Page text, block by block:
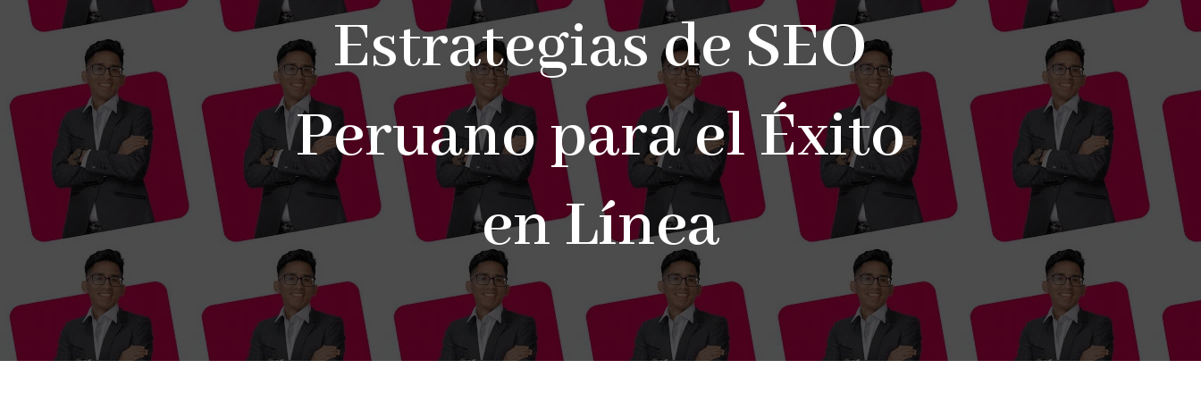
Estrategias de SEO
Peruano para el Éxito
en Línea